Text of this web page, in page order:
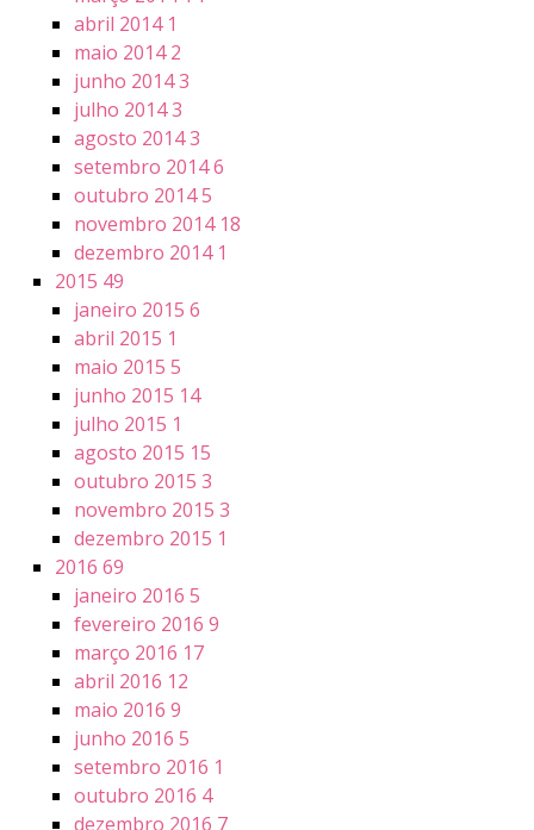
abril 2014 1
maio 20142
junho 20143
julho 20143
agosto 20143
setembro 20146
outubro 20145
novembro 2014 18
dezembro 2014 1
2015 49
janeiro 2015 6
abril 2015 1
maio 2015 5
junho 2015 14
julho 2015 1
agosto 2015 15
outubro 2015 3
novembro 2015 3
dezembro 2015 1
2016 69
janeiro 2016 5
fevereiro 2016 9
março 2016 17
abril 2016 12
maio 2016 9
junho 2016 5
setembro 2016 1
outubro 2016 4
dezembro 2016 7